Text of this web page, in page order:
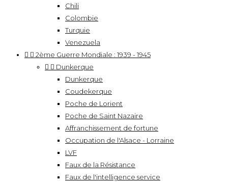
Chili
Colombie
Turquie
Venezuela
  2ème Guerre Mondiale : 1939 - 1945
  Dunkerque
Dunkerque
Coudekerque
Poche de Lorient
Poche de Saint Nazaire
Affranchissement de fortune
Occupation de l'Alsace - Lorraine
LVF
Faux de la Résistance
Faux de l'intelligence service